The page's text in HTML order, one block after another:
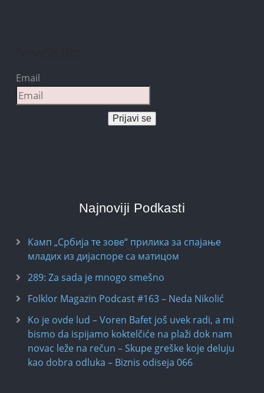
Email
Prijavi se
Najnoviji Podkasti
Камп „Србија те зове“ прилика за спајање
младих из дијаспоре са матицом
289: Za sada je mnogo smešno
Folklor Magazin Podcast #163 – Neda Nikolić
Ko je ovde lud – Voren Bafet još uvek radi, a mi
bismo da ispijamo koktelčiće na plaži dok nam
novac leže na rečun – Skupe greške koje deluju
kao dobra odluka – Biznis odiseja 066